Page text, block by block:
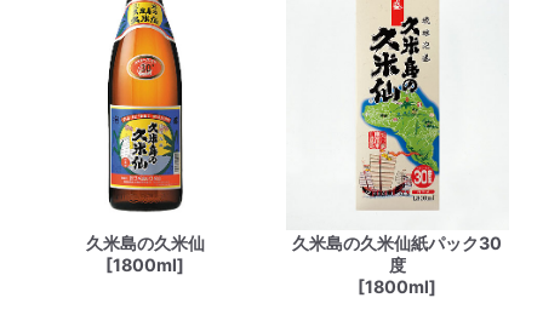
久米島の久米仙
[1800ml]
久米島の久米仙紙パック30
度
[1800ml]